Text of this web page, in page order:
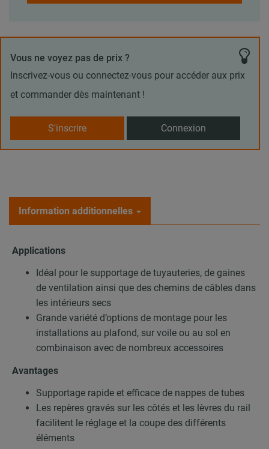
Vous ne voyez pas de prix ?
Inscrivez-vous ou connectez-vous pour accéder aux prix
et commander dès maintenant !
S'inscrire Connexion
Information additionnelles
Applications
Idéal pour le supportage de tuyauteries, de gaines
de ventilation ainsi que des chemins de câbles dans
les intérieurs secs
Grande variété d’options de montage pour les
installations au plafond, sur voile ou au sol en
combinaison avec de nombreux accessoires
Avantages
Supportage rapide et efficace de nappes de tubes
Les repères gravés sur les côtés et les lèvres du rail
facilitent le réglage et la coupe des différents
éléments